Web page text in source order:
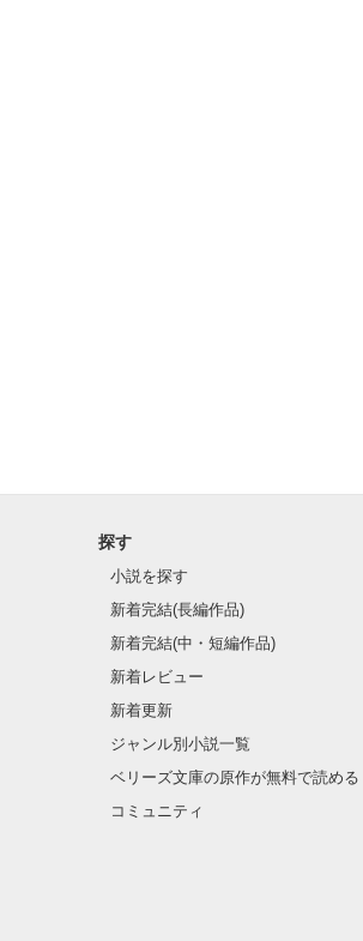
探す
小説を探す
新着完結(長編作品)
新着完結(中・短編作品)
新着レビュー
新着更新
ジャンル別小説一覧
ベリーズ文庫の原作が無料で読める
コミュニティ